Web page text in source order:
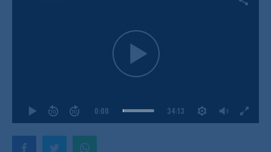
0:00 34:13